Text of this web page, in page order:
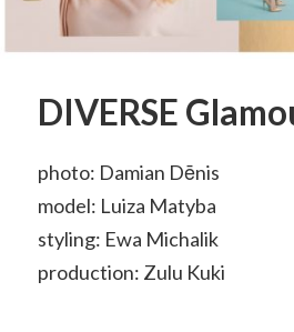
DIVERSE
photo: Damian Dēnis
model: Luiza Matyba
styling: Ewa Michalik
production: Zulu Kuki